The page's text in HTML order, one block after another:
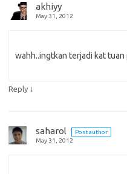
akhiyy
May 31, 2012
wahh..ingtkan terjadi kat tuan
Reply ↓
saharol
Post author
May 31, 2012